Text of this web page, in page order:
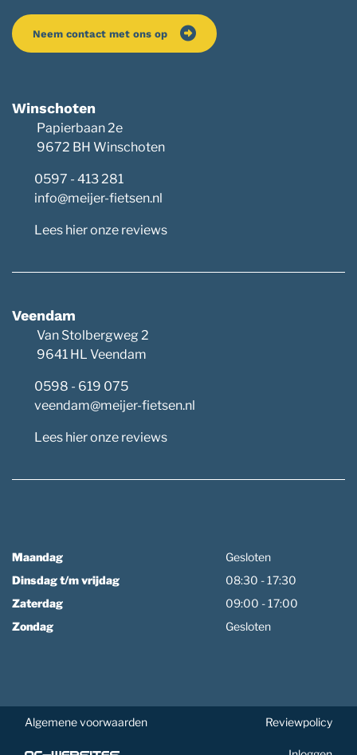
Neem contact met ons op
Winschoten
Papierbaan 2e
9672 BH Winschoten
0597 - 413 281
info@meijer-fietsen.nl
Lees hier onze reviews
Veendam
Van Stolbergweg 2
9641 HL Veendam
0598 - 619 075
veendam@meijer-fietsen.nl
Lees hier onze reviews
Maandag
Gesloten
Dinsdag t/m vrijdag
08:30 - 17:30
Zaterdag
09:00 - 17:00
Zondag
Gesloten
Algemene voorwaarden Reviewpolicy